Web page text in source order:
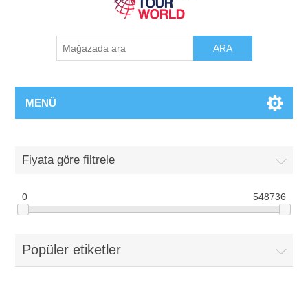
ARA
MENÜ
Fiyata göre filtrele
0 548736
Popüler etiketler